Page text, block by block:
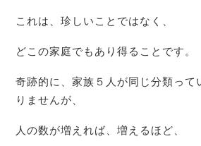
これは、珍しいことではなく、
どこの家庭でもあり得ることです。
奇跡的に、家族５人が同じ分類って
りませんが、
人の数が増えれば、増えるほど、